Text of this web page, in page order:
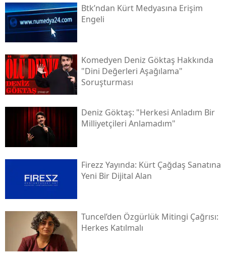
Btk’ndan Kürt Medyasına Erişim
Engeli
Komedyen Deniz Göktaş Hakkında
"dini Değerleri Aşağılama"
Soruşturması
Deniz Göktaş: "herkesi Anladım Bir
Milliyetçileri Anlamadım"
Firezz Yayında: Kürt Çağdaş Sanatına
Yeni Bir Dijital Alan
Tuncel’den Özgürlük Mitingi Çağrısı:
Herkes Katılmalı